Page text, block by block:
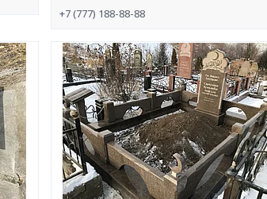
+7 (777) 188-88-88